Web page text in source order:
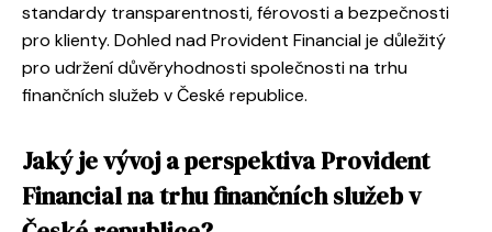
standardy transparentnosti, férovosti a bezpečnosti
pro klienty. Dohled nad Provident Financial je důležitý
pro udržení důvěryhodnosti společnosti na trhu
finančních služeb v České republice.
Jaký je vývoj a perspektiva Provident
Financial na trhu finančních služeb v